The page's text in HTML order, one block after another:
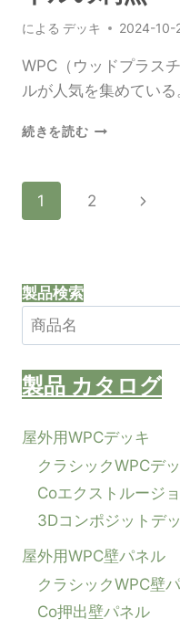
な
の
ス
ー
上
による デッキ 2024-10-
WPC（ウッドプラス
ルが人気を集めている
続きを読むWPC
と
ル
利
ペ
ジ
ナ
ビ
ゲ
ー
シ
ョ
ン
1 2
次
ー
製品検索
製品 カタログ
屋外用WPCデッキ
クラシックWPCデ
Coエクストルージ
3Dコンポジットデ
屋外用WPC壁パネル
クラシックWPC壁
Co押出壁パネル